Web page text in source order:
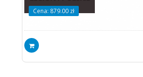
Cena: 879.00 zł